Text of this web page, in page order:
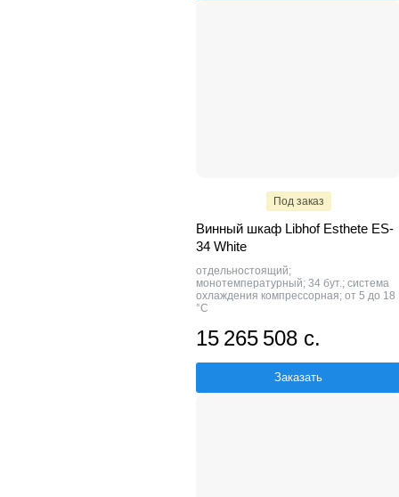
Под заказ
Винный шкаф Libhof Esthete ES-
34 White
отдельностоящий;
монотемпературный; 34 бут.; система
охлаждения компрессорная; от 5 до 18
°C
15 265 508 с.
Заказать